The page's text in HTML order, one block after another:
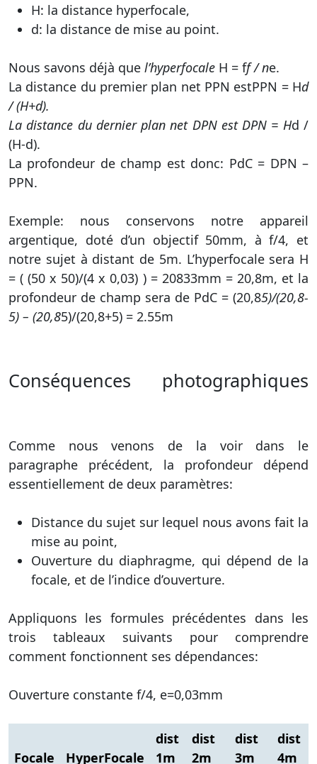
H: la distance hyperfocale,
d: la distance de mise au point.
Nous savons déjà que l’hyperfocale H = ff / ne.
La distance du premier plan net PPN estPPN = Hd
/ (H+d).
La distance du dernier plan net DPN est DPN = Hd /
(H-d).
La profondeur de champ est donc: PdC = DPN –
PPN.
Exemple: nous conservons notre appareil
argentique, doté d’un objectif 50mm, à f/4, et
notre sujet à distant de 5m. L’hyperfocale sera H
= ( (50 x 50)/(4 x 0,03) ) = 20833mm = 20,8m, et la
profondeur de champ sera de PdC = (20,85)/(20,8-
5) – (20,85)/(20,8+5) = 2.55m
Conséquences photographiques
Comme nous venons de la voir dans le
paragraphe précédent, la profondeur dépend
essentiellement de deux paramètres:
Distance du sujet sur lequel nous avons fait la
mise au point,
Ouverture du diaphragme, qui dépend de la
focale, et de l’indice d’ouverture.
Appliquons les formules précédentes dans les
trois tableaux suivants pour comprendre
comment fonctionnent ses dépendances:
Ouverture constante f/4, e=0,03mm
Focale HyperFocale
dist
1m
dist
2m
dist
3m
dist
4m